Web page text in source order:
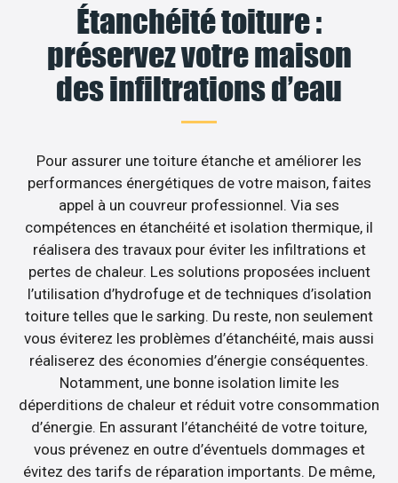
Étanchéité toiture :
préservez votre maison
des infiltrations d’eau
Pour assurer une toiture étanche et améliorer les
performances énergétiques de votre maison, faites
appel à un couvreur professionnel. Via ses
compétences en étanchéité et isolation thermique, il
réalisera des travaux pour éviter les infiltrations et
pertes de chaleur. Les solutions proposées incluent
l’utilisation d’hydrofuge et de techniques d’isolation
toiture telles que le sarking. Du reste, non seulement
vous éviterez les problèmes d’étanchéité, mais aussi
réaliserez des économies d’énergie conséquentes.
Notamment, une bonne isolation limite les
déperditions de chaleur et réduit votre consommation
d’énergie. En assurant l’étanchéité de votre toiture,
vous prévenez en outre d’éventuels dommages et
évitez des tarifs de réparation importants. De même,